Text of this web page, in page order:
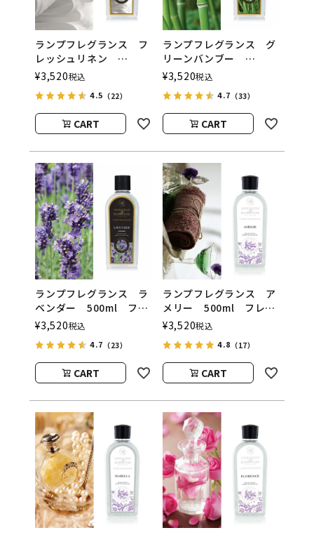
ランプフレグランス フ
レッシュリネン
500ml フレグランスラ
ンプ用オイル
ASHLEIGH&BURWOOD
（アシュレイアンドバー
ウッド）
¥3,520税込
4.5 （22）
CART
ランプフレグランス グ
リーンバンブー
500ml フレグランスラ
ンプ用オイル
ASHLEIGH&BURWOOD
（アシュレイアンドバー
ウッド）
¥3,520税込
4.7 （33）
CART
ランプフレグランス ラ
ベンダー 500ml フレ
グランスランプ用オイ
ル
ASHLEIGH&BURWOOD
（アシュレイアンドバー
ウッド）
¥3,520税込
4.7 （23）
CART
ランプフレグランス ア
メリー 500ml フレグ
ランスランプ用オイル
ASHLEIGH&BURWOOD
（アシュレイアンドバー
ウッド）
¥3,520税込
4.8 （17）
CART